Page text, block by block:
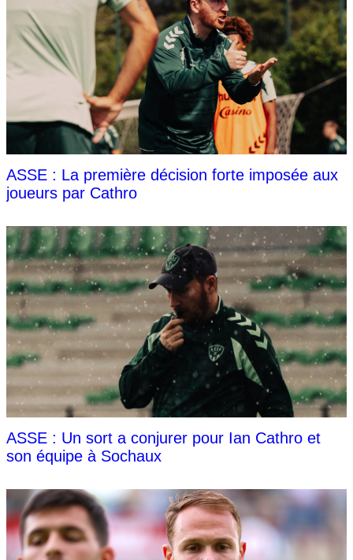
ASSE : La première décision forte imposée aux
joueurs par Cathro
ASSE : Un sort a conjurer pour Ian Cathro et
son équipe à Sochaux